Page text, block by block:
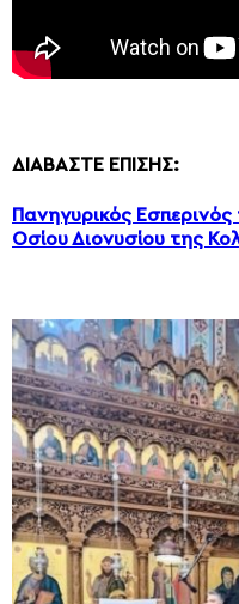
ΔΙΑΒΑΣΤΕ ΕΠΙΣΗΣ:
Πανηγυρικός
Οσίου Διονυσίου της